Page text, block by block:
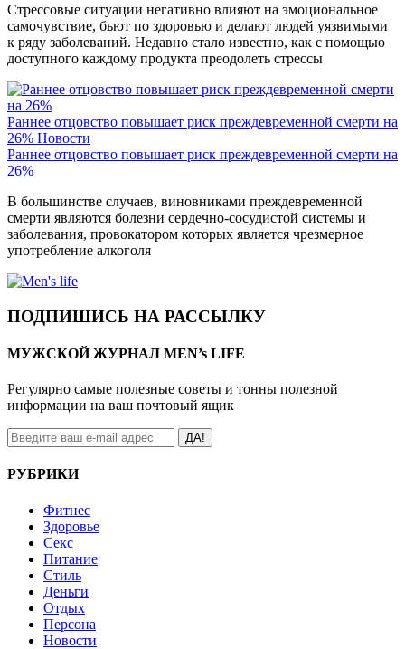
Стрессовые ситуации негативно влияют на эмоциональное
самочувствие, бьют по здоровью и делают людей уязвимыми
к ряду заболеваний. Недавно стало известно, как с помощью
доступного каждому продукта преодолеть стрессы
Раннее отцовство повышает риск преждевременной смерти на
26% Новости
Раннее отцовство повышает риск преждевременной смерти на
26%
В большинстве случаев, виновниками преждевременной
смерти являются болезни сердечно-сосудистой системы и
заболевания, провокатором которых является чрезмерное
употребление алкоголя
ПОДПИШИСЬ НА РАССЫЛКУ
МУЖСКОЙ ЖУРНАЛ MEN’s LIFE
Регулярно самые полезные советы и тонны полезной
информации на ваш почтовый ящик
ДА!
РУБРИКИ
Фитнес
Здоровье
Секс
Питание
Стиль
Деньги
Отдых
Персона
Новости